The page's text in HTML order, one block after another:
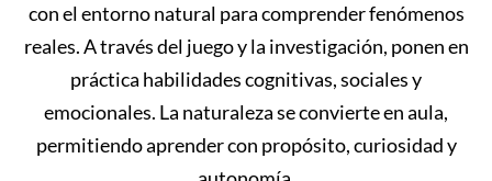
con el entorno natural para comprender fenómenos
reales. A través del juego y la investigación, ponen en
práctica habilidades cognitivas, sociales y
emocionales. La naturaleza se convierte en aula,
permitiendo aprender con propósito, curiosidad y